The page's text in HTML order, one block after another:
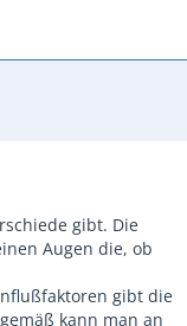
gibt. Die
Augen die, ob
gibt die
kann man an